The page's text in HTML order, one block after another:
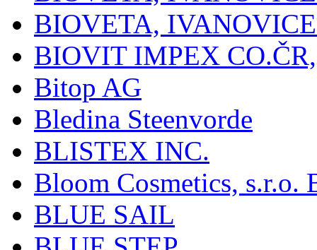
BIOVETA,
BIOVIT IMPEX
Bitop AG
Bledina Steenvorde
BLISTEX INC.
Bloom Cosmetics, s.r.o.
BLUE SAIL